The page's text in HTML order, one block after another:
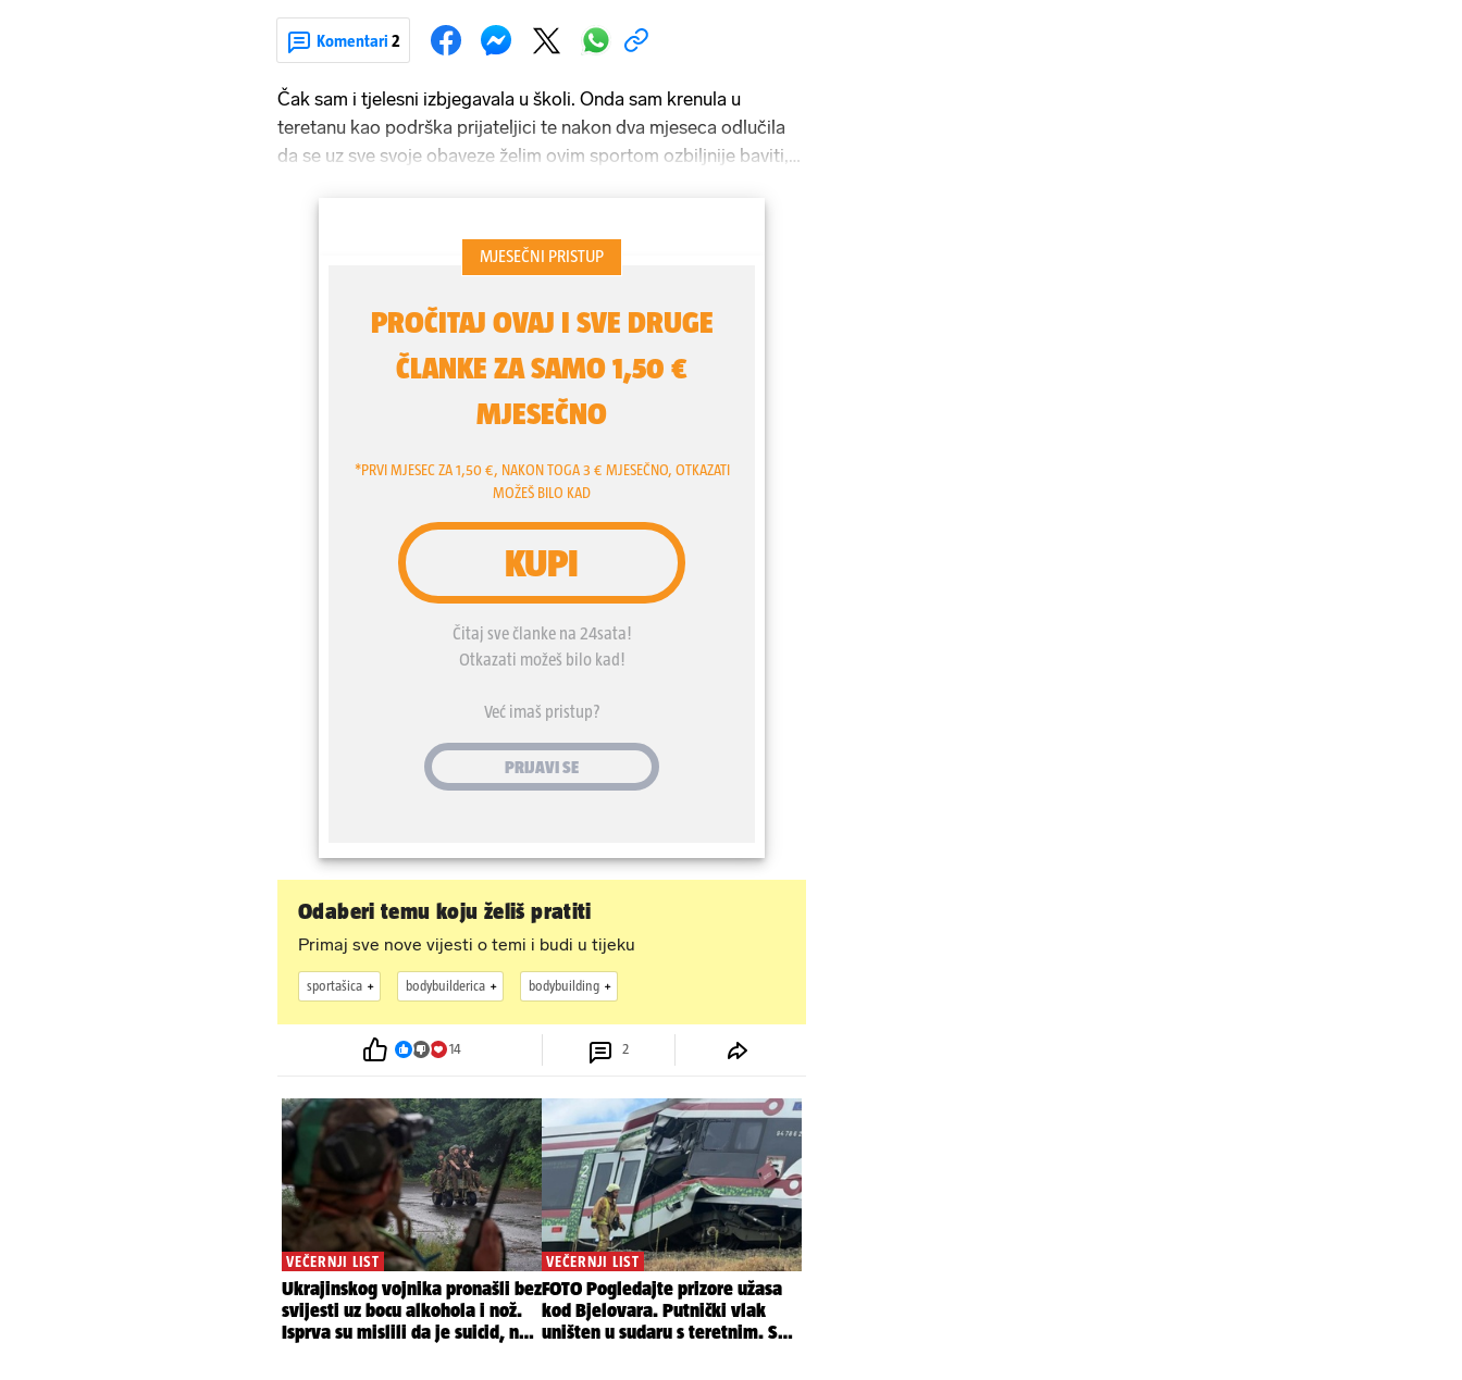
Komentari 2
Čak sam i tjelesni izbjegavala u školi. Onda sam krenula u
teretanu kao podrška prijateljici te nakon dva mjeseca odlučila
da se uz sve svoje obaveze želim ovim sportom ozbiljnije baviti,
Odaberi temu koju želiš pratiti
Primaj sve nove vijesti o temi i budi u tijeku
sportašica bodybuilderica bodybuilding
14 2